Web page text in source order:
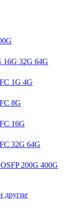
16G 32G 64G
1G 4G
8G
16G
32G 64G
200G 400G
другие